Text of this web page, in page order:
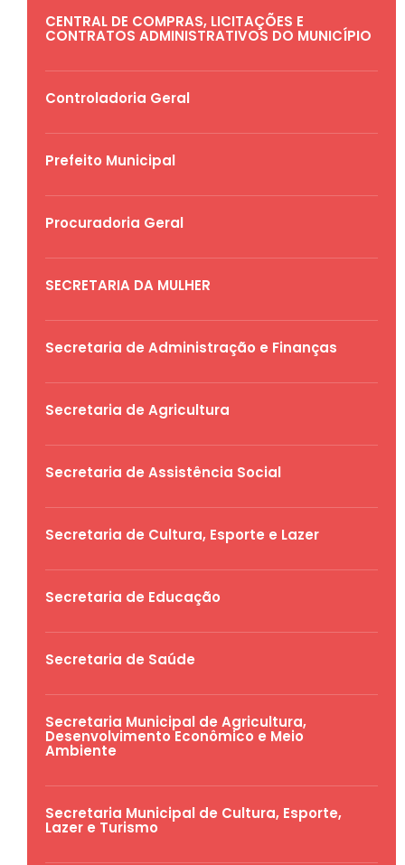
CENTRAL DE COMPRAS, LICITAÇÕES E
CONTRATOS ADMINISTRATIVOS DO MUNICÍPIO
Controladoria Geral
Prefeito Municipal
Procuradoria Geral
SECRETARIA DA MULHER
Secretaria de Administração e Finanças
Secretaria de Agricultura
Secretaria de Assistência Social
Secretaria de Cultura, Esporte e Lazer
Secretaria de Educação
Secretaria de Saúde
Secretaria Municipal de Agricultura,
Desenvolvimento Econômico e Meio
Ambiente
Secretaria Municipal de Cultura, Esporte,
Lazer e Turismo